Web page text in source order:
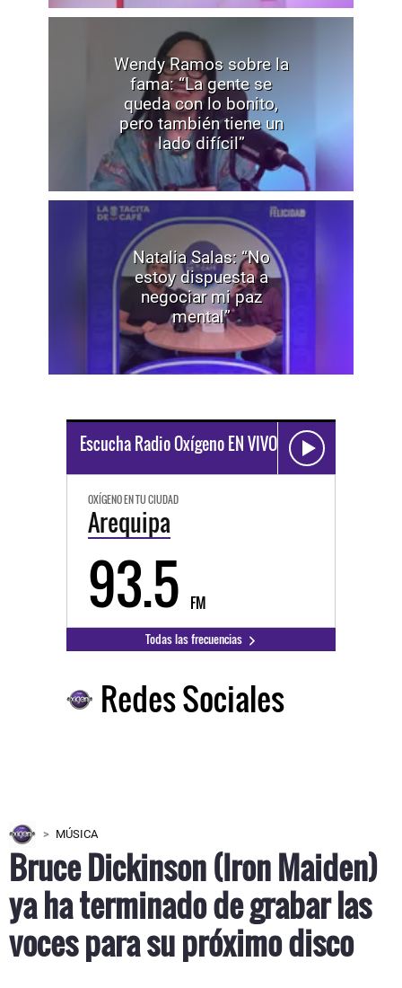
Wendy Ramos sobre la
fama: “La gente se
queda con lo bonito,
pero también tiene un
lado difícil”
Natalia Salas: “No
estoy dispuesta a
negociar mi paz
mental”
Escucha Radio Oxígeno EN VIVO
OXÍGENO EN TU CIUDAD
Arequipa
93.5 FM
Todas las frecuencias
Redes Sociales
MÚSICA
Bruce Dickinson (Iron Maiden)
ya ha terminado de grabar las
voces para su próximo disco